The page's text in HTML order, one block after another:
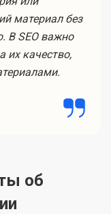
материал без
В SEO важно
их качество,
об